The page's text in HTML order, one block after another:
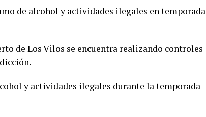
de alcohol y actividades ilegales en temporada
de Los Vilos se encuentra realizando controles
y actividades ilegales durante la temporada